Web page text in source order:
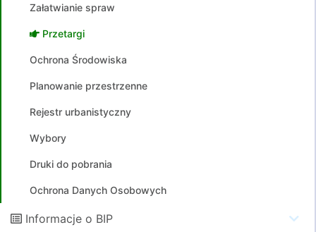
Załatwianie spraw
Przetargi
Ochrona Środowiska
Planowanie przestrzenne
Rejestr urbanistyczny
Wybory
Druki do pobrania
Ochrona Danych Osobowych
Informacje o BIP